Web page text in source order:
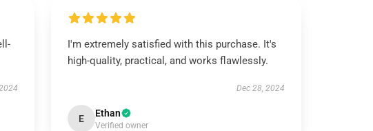
I'm extremely satisfied with this purchase. It's
high-quality, practical, and works flawlessly.
Dec 28, 2024
E Ethan
Verified owner